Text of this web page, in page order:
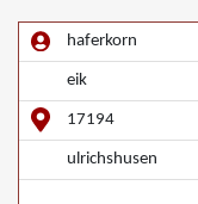
haferkorn
eik
17194
ulrichshusen